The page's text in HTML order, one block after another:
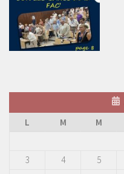
L
M M
3
4 5